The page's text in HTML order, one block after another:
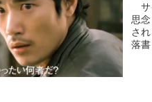
サ
思
さ
落